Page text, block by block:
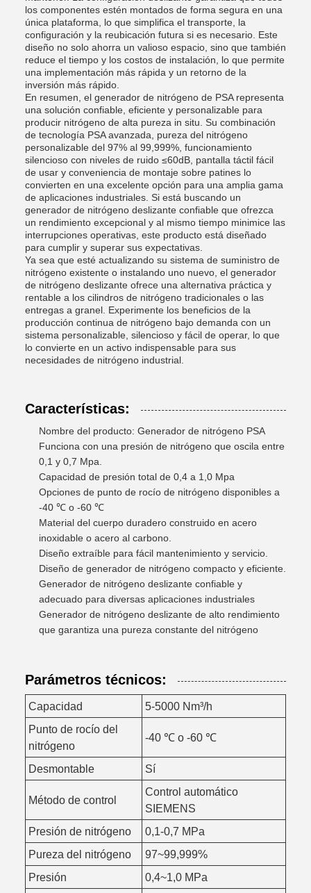
los componentes estén montados de forma segura en una
única plataforma, lo que simplifica el transporte, la
configuración y la reubicación futura si es necesario. Este
diseño no solo ahorra un valioso espacio, sino que también
reduce el tiempo y los costos de instalación, lo que permite
una implementación más rápida y un retorno de la
inversión más rápido.
En resumen, el generador de nitrógeno de PSA representa
una solución confiable, eficiente y personalizable para
producir nitrógeno de alta pureza in situ. Su combinación
de tecnología PSA avanzada, pureza del nitrógeno
personalizable del 97% al 99,999%, funcionamiento
silencioso con niveles de ruido ≤60dB, pantalla táctil fácil
de usar y conveniencia de montaje sobre patines lo
convierten en una excelente opción para una amplia gama
de aplicaciones industriales. Si está buscando un
generador de nitrógeno deslizante confiable que ofrezca
un rendimiento excepcional y al mismo tiempo minimice las
interrupciones operativas, este producto está diseñado
para cumplir y superar sus expectativas.
Ya sea que esté actualizando su sistema de suministro de
nitrógeno existente o instalando uno nuevo, el generador
de nitrógeno deslizante ofrece una alternativa práctica y
rentable a los cilindros de nitrógeno tradicionales o las
entregas a granel. Experimente los beneficios de la
producción continua de nitrógeno bajo demanda con un
sistema personalizable, silencioso y fácil de operar, lo que
lo convierte en un activo indispensable para sus
necesidades de nitrógeno industrial.
Características:
Nombre del producto: Generador de nitrógeno PSA
Funciona con una presión de nitrógeno que oscila entre
0,1 y 0,7 Mpa.
Capacidad de presión total de 0,4 a 1,0 Mpa
Opciones de punto de rocío de nitrógeno disponibles a
-40 ℃ o -60 ℃
Material del cuerpo duradero construido en acero
inoxidable o acero al carbono.
Diseño extraíble para fácil mantenimiento y servicio.
Diseño de generador de nitrógeno compacto y eficiente.
Generador de nitrógeno deslizante confiable y
adecuado para diversas aplicaciones industriales
Generador de nitrógeno deslizante de alto rendimiento
que garantiza una pureza constante del nitrógeno
Parámetros técnicos:
Capacidad
5-5000 Nm³/h
Punto de rocío del
nitrógeno
-40 ℃ o -60 ℃
Desmontable Sí
Método de control
Control automático
SIEMENS
Presión de nitrógeno
0,1-0,7 MPa
Pureza del nitrógeno
97~99,999%
Presión
0,4~1,0 MPa